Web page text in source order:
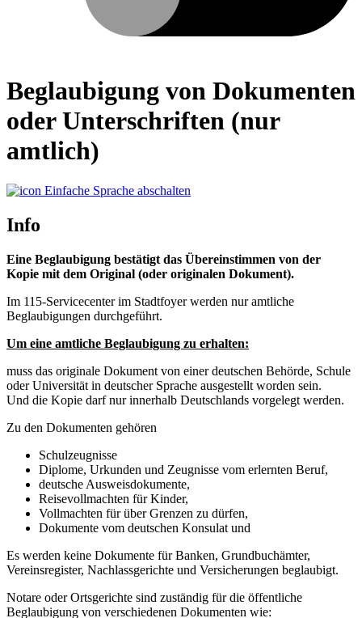
Beglaubigung von Dokumenten
oder Unterschriften (nur
amtlich)
Einfache Sprache abschalten
Info
Eine Beglaubigung bestätigt das Übereinstimmen von der
Kopie mit dem Original (oder originalen Dokument).
Im 115-Servicecenter im Stadtfoyer werden nur amtliche
Beglaubigungen durchgeführt.
Um eine amtliche Beglaubigung zu erhalten:
muss das originale Dokument von einer deutschen Behörde, Schule
oder Universität in deutscher Sprache ausgestellt worden sein.
Und die Kopie darf nur innerhalb Deutschlands vorgelegt werden.
Zu den Dokumenten gehören
Schulzeugnisse
Diplome, Urkunden und Zeugnisse vom erlernten Beruf,
deutsche Ausweisdokumente,
Reisevollmachten für Kinder,
Vollmachten für über Grenzen zu dürfen,
Dokumente vom deutschen Konsulat und
Es werden keine Dokumente für Banken, Grundbuchämter,
Vereinsregister, Nachlassgerichte und Versicherungen beglaubigt.
Notare oder Ortsgerichte sind zuständig für die öffentliche
Beglaubigung von verschiedenen Dokumenten wie: